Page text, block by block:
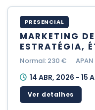
PRESENCIAL
MARKETING
ESTRATÉGIA,
Normal: 230 €
14 ABR, 2026 - 15
Ver detalhes